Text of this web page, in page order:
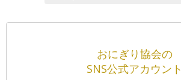
おにぎり協会の
SNS公式アカウント